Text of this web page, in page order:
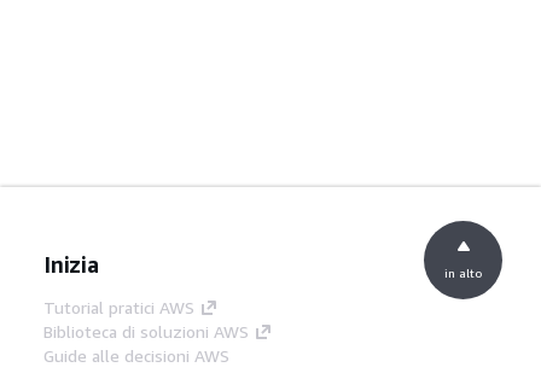
Inizia
Tutorial pratici AWS
Biblioteca di soluzioni AWS
Guide alle decisioni AWS
in alto